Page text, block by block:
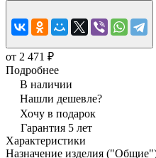
от 2 471 ₽
Подробнее
В наличии
Нашли дешевле?
Хочу в подарок
Гарантия 5 лет
Характеристики
Назначение изделия